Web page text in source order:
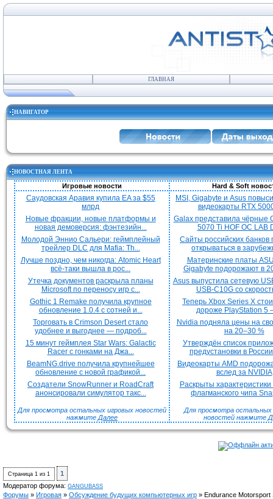
ГЛАВНАЯ
НАВИГАТОР
НОВОСТНАЯ ЛЕНТА
Игровые новости Hard & Soft
Саудовская Аравия купила EA за $55
млрд
Новые фракции, новые платформы и
новая демоверсия: фэнтезийн...
Молодой Эннио Сальери: геймплейный
трейлер DLC для Mafia: Th...
Лучше поздно, чем никогда: Atomic Heart
всё-таки вышла в рос...
Утечка документов раскрыла планы
Microsoft по переносу игр с...
Gothic 1 Remake получила крупное
обновление 1.0.4 с сотней и...
Торговать в Crimson Desert стало
удобнее и выгоднее — подроб...
15 минут геймплея Star Wars: Galactic
Racer с гонками на Джа...
BeamNG.drive получила крупнейшее
обновление с новой графикой...
Создатели SnowRunner и RoadCraft
анонсировали симулятор такс...
Для просмотра остальных игровых новостей
нажмите Далее
MSI, Gigabyte и Asus
видеокарты RTX
Galax представила чёрные
5070 Ti HOF OC LAB
Сайты российских банков
открываться в
Материнские платы
Gigabyte подорожают в
Asus выпустила сетевую
USB-C10G со
Теперь Xbox Series X
дороже PlayStation 5
Nvidia подняла цены на
на 20–30 %
Утверждён список
предустановки в
Видеокарты AMD
вслед за NVIDIA
Раскрыты характеристики
флагманского чипа
Для просмотра остальных
новостей нажмите
Страница 1 из 1
1
Модератор форума: GANGUBASS
Форумы » Игровая » Обсуждение будущих компьютерных игр » Endurance Motorsport